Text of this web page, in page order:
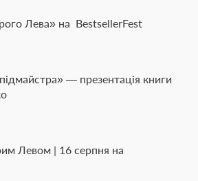
Лева» на BestsellerFest
— презентація книги
Левом | 16 серпня на